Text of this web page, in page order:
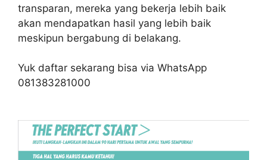
transparan, mereka yang bekerja lebih baik
akan mendapatkan hasil yang lebih baik
meskipun bergabung di belakang.
Yuk daftar sekarang bisa via WhatsApp
081383281000